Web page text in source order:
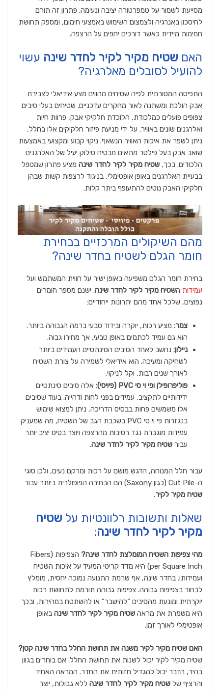
מסייעת לשמור על טמפרטורה יציבה ונעימה. פתרון זה תורם
לחיסכון באנרגיה ולצמצום השימוש באמצעי חימום, ומספק תחושת
חמימות מיידית כאשר דורכים יחפים על הרצפה.
האם שטיח מקיר לקיר לחדר שינה עשוי
להועיל לסובלים מאלרגיה?
התפיסה המסורתית לפיה שטיחים מהווים מצע אידיאלי לצבירת
אבק הולכת ומשתנה לאור מחקרים עדכניים. שטיחים בעלי סיבים
צפופים פועלים כמלכודת, הלוכדת חלקיקי אבק, פרוות חיות
ואלרגנים שונים באוויר. על ידי מניעת פיזור חלקיקים אלו בחלל,
ניתן לשפר את איכות האוויר הנשאף. ניקוי קבוע ומקצועי באמצעות
שואב אבק בעל פילטר מתאים מבטיח סילוק יעיל של האלרגנים
הלכודים. בכך, שטיח מקיר לקיר לחדר שינה מציע פתרון שמטפל
בבעיית האלרגנים באופן אופטימלי, בניגוד לרצפות קשות שבהן
חלקיקי האבק נוטים להתעופף ביתר קלות.
מהם השיקולים המרכזיים בבחירת
חומר הגלם לשטיח בחדר שינה?
בחירת חומר הגלם משפיעה באופן ישיר על חווית המשתמש ועל
עמידות השטיח מקיר לקיר לחדר שינה. ישנם מספר חומרים
נפוצים, שלכל אחד מהם יתרונות ייחודיים:
צמר: מציע רכות, יוקרה ובידוד טבעי ברמה הגבוהה ביותר.
הוא גם עמיד לכתמים באופן טבעי, אך מחירו גבוה.
ניילון: נחשב לאחד הסיבים הסינתטיים העמידים ביותר
לשחיקה ומעיכה. הוא אידיאלי לשמירה על צורת השטיח
לאורך שנים רבות, וקל לניקוי.
פוליפרופילן ופי וי סי PVC (פיויסי):
אלה סיבים סינתטיים
ידידותיים לתקציב, עמידים בפני לחות ודהייה. בעוד שסיבים
אלו משמשים פחות בבסיס הדריכה, ניתן למצוא שימוש
בנגזרות פי וי סי PVC בשכבת הגב של השטיח, מה שמעניק
עמידות מוגברת נגד רטיבות מהרצפה ויוצר בסיס יציב יותר
עבור שטיח מקיר לקיר לחדר שינה.
עבור חלל המנוחה, הדגש מושם על רכות ומרקם נעים, ולכן סוגי
ה-Cut Pile (כגון Saxony) הם הבחירה הפופולרית ביותר עבור
שטיח מקיר לקיר.
שאלות ותשובות רלוונטיות על שטיח
מקיר לקיר לחדר שינה:
מהי צפיפות השטיח המומלצת לחדר שינה?
הצפיפות (Fibers
per Square Inch) היא מדד קריטי המעיד על איכות השטיח
ועמידותו. בחדר שינה, אף שרמת התנועה נמוכה יחסית, מומלץ
לבחור בצפיפות גבוהה. צפיפות גבוהה תורמת לתחושת רכות
יוקרתית ומונעת מהסיבים “להישבר” או להשתטח במהירות, ובכך
היא משמרת את מראה שטיח מקיר לקיר לחדר שינה באופן
אופטימלי לאורך זמן.
האם שטיח מקיר לקיר משנה את תחושת החלל בחדר שינה קטן?
שטיח מקיר לקיר יכול לשנות את תחושת החלל. אם בוחרים בגוון
בהיר, הדבר יכול להגדיל חזותית את החדר. המראה האחיד
והרציף של שטיח מקיר לקיר לחדר שינה ללא גבולות, יוצר